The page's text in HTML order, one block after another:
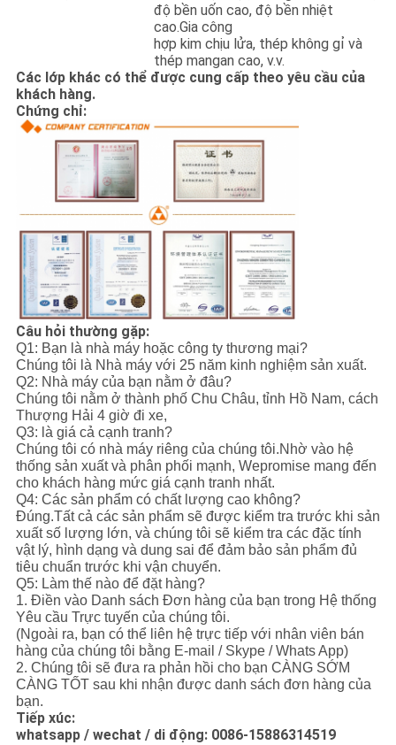
độ bền uốn cao, độ bền nhiệt
cao.Gia công
hợp kim chịu lửa, thép không gỉ và
thép mangan cao, v.v.
Các lớp khác có thể được cung cấp theo yêu cầu của
khách hàng.
Chứng chỉ:
Câu hỏi thường gặp:
Q1: Bạn là nhà máy hoặc công ty thương mại?
Chúng tôi là Nhà máy với 25 năm kinh nghiệm sản xuất.
Q2: Nhà máy của bạn nằm ở đâu?
Chúng tôi nằm ở thành phố Chu Châu, tỉnh Hồ Nam, cách
Thượng Hải 4 giờ đi xe,
Q3: là giá cả cạnh tranh?
Chúng tôi có nhà máy riêng của chúng tôi.Nhờ vào hệ
thống sản xuất và phân phối mạnh, Wepromise mang đến
cho khách hàng mức giá cạnh tranh nhất.
Q4: Các sản phẩm có chất lượng cao không?
Đúng.Tất cả các sản phẩm sẽ được kiểm tra trước khi sản
xuất số lượng lớn, và chúng tôi sẽ kiểm tra các đặc tính
vật lý, hình dạng và dung sai để đảm bảo sản phẩm đủ
tiêu chuẩn trước khi vận chuyển.
Q5: Làm thế nào để đặt hàng?
1. Điền vào Danh sách Đơn hàng của bạn trong Hệ thống
Yêu cầu Trực tuyến của chúng tôi.
(Ngoài ra, bạn có thể liên hệ trực tiếp với nhân viên bán
hàng của chúng tôi bằng E-mail / Skype / Whats App)
2. Chúng tôi sẽ đưa ra phản hồi cho bạn CÀNG SỚM
CÀNG TỐT sau khi nhận được danh sách đơn hàng của
bạn.
Tiếp xúc:
whatsapp / wechat / di động: 0086-15886314519